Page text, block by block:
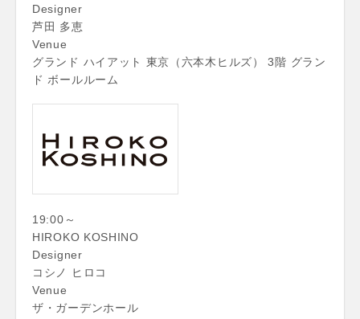
Designer
芦田 多恵
Venue
グランド ハイアット 東京（六本木ヒルズ） 3階 グラン
ド ボールルーム
19:00～
HIROKO KOSHINO
Designer
コシノ ヒロコ
Venue
ザ・ガーデンホール